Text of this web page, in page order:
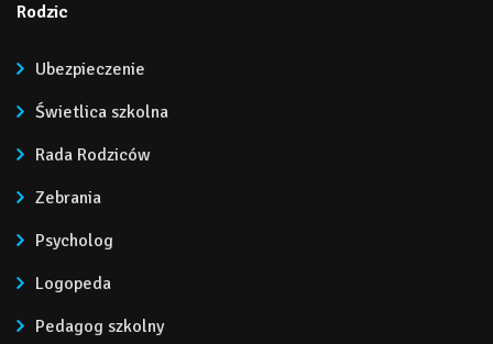
Rodzic
Ubezpieczenie
Świetlica szkolna
Rada Rodziców
Zebrania
Psycholog
Logopeda
Pedagog szkolny